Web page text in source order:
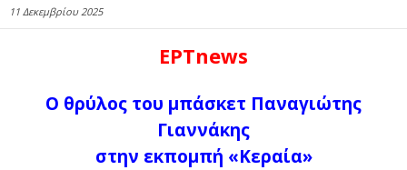
11 Δεκεμβρίου 2025
ΕΡΤnews
Ο θρύλος του μπάσκετ Παναγιώτης
Γιαννάκης
στην εκπομπή «Κεραία»